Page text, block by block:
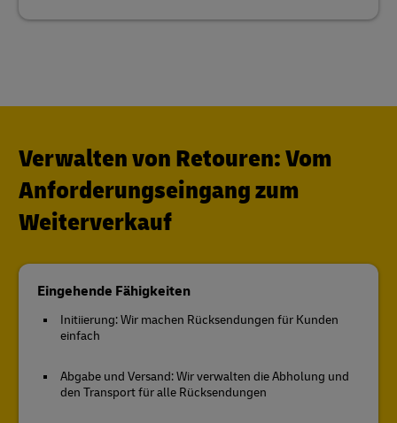
Verwalten von Retouren: Vom
Anforderungseingang zum
Weiterverkauf
Eingehende Fähigkeiten
Initiierung: Wir machen Rücksendungen für Kunden
einfach
Abgabe und Versand: Wir verwalten die Abholung und
den Transport für alle Rücksendungen